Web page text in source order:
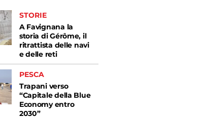
STORIE
A Favignana la
storia di Gérôme, il
ritrattista delle navi
e delle reti
PESCA
Trapani verso
“Capitale della Blue
Economy entro
2030”